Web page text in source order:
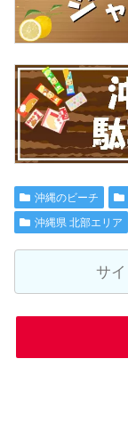
沖縄のビーチ
沖縄県 北部エリア